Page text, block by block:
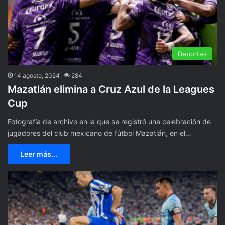
Deportes
14 agosto, 2024 284
Mazatlán elimina a Cruz Azul de la Leagues
Cup
Fotografía de archivo en la que se registró una celebración de
jugadores del club mexicano de fútbol Mazatlán, en el…
Leer más...